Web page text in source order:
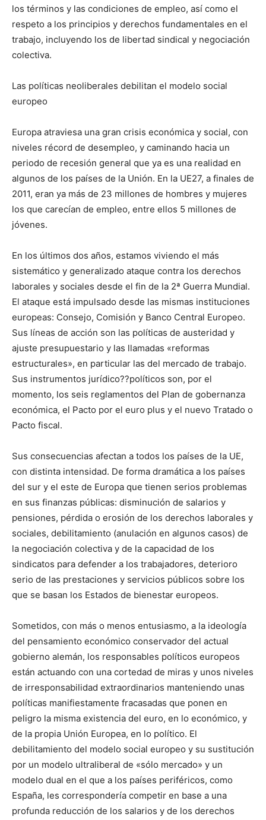
los términos y las condiciones de empleo, así como el
respeto a los principios y derechos fundamentales en el
trabajo, incluyendo los de libertad sindical y negociación
colectiva.
Las políticas neoliberales debilitan el modelo social
europeo
Europa atraviesa una gran crisis económica y social, con
niveles récord de desempleo, y caminando hacia un
periodo de recesión general que ya es una realidad en
algunos de los países de la Unión. En la UE27, a finales de
2011, eran ya más de 23 millones de hombres y mujeres
los que carecían de empleo, entre ellos 5 millones de
jóvenes.
En los últimos dos años, estamos viviendo el más
sistemático y generalizado ataque contra los derechos
laborales y sociales desde el fin de la 2ª Guerra Mundial.
El ataque está impulsado desde las mismas instituciones
europeas: Consejo, Comisión y Banco Central Europeo.
Sus líneas de acción son las políticas de austeridad y
ajuste presupuestario y las llamadas «reformas
estructurales», en particular las del mercado de trabajo.
Sus instrumentos jurídico??políticos son, por el
momento, los seis reglamentos del Plan de gobernanza
económica, el Pacto por el euro plus y el nuevo Tratado o
Pacto fiscal.
Sus consecuencias afectan a todos los países de la UE,
con distinta intensidad. De forma dramática a los países
del sur y el este de Europa que tienen serios problemas
en sus finanzas públicas: disminución de salarios y
pensiones, pérdida o erosión de los derechos laborales y
sociales, debilitamiento (anulación en algunos casos) de
la negociación colectiva y de la capacidad de los
sindicatos para defender a los trabajadores, deterioro
serio de las prestaciones y servicios públicos sobre los
que se basan los Estados de bienestar europeos.
Sometidos, con más o menos entusiasmo, a la ideología
del pensamiento económico conservador del actual
gobierno alemán, los responsables políticos europeos
están actuando con una cortedad de miras y unos niveles
de irresponsabilidad extraordinarios manteniendo unas
políticas manifiestamente fracasadas que ponen en
peligro la misma existencia del euro, en lo económico, y
de la propia Unión Europea, en lo político. El
debilitamiento del modelo social europeo y su sustitución
por un modelo ultraliberal de «sólo mercado» y un
modelo dual en el que a los países periféricos, como
España, les correspondería competir en base a una
profunda reducción de los salarios y de los derechos